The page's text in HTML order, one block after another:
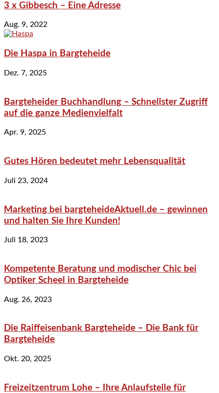
3 x Gibbesch – Eine Adresse
Aug. 9, 2022
Die Haspa in Bargteheide
Dez. 7, 2025
Bargteheider Buchhandlung – Schnellster Zugriff
auf die ganze Medienvielfalt
Apr. 9, 2025
Gutes Hören bedeutet mehr Lebensqualität
Juli 23, 2024
Marketing bei bargteheideAktuell.de – gewinnen
und halten Sie Ihre Kunden!
Juli 18, 2023
Kompetente Beratung und modischer Chic bei
Optiker Scheel in Bargteheide
Aug. 26, 2023
Die Raiffeisenbank Bargteheide – Die Bank für
Bargteheide
Okt. 20, 2025
Freizeitzentrum Lohe – Ihre Anlaufstelle für